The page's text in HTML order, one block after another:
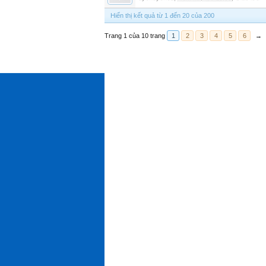
Hiển thị kết quả từ 1 đến 20 của 200
Trang 1 của 10 trang 1 2 3 4 5 6 →